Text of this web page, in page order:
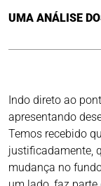
UMA ANÁLISE
Indo direto ao
apresentando
Temos recebido
justificadamente,
mudança no